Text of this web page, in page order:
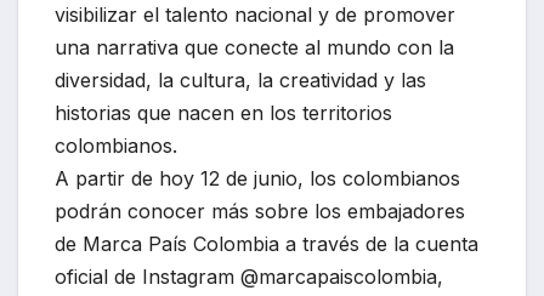
visibilizar el talento nacional y de promover
una narrativa que conecte al mundo con la
diversidad, la cultura, la creatividad y las
historias que nacen en los territorios
colombianos.
A partir de hoy 12 de junio, los colombianos
podrán conocer más sobre los embajadores
de Marca País Colombia a través de la cuenta
oficial de Instagram @marcapaiscolombia,